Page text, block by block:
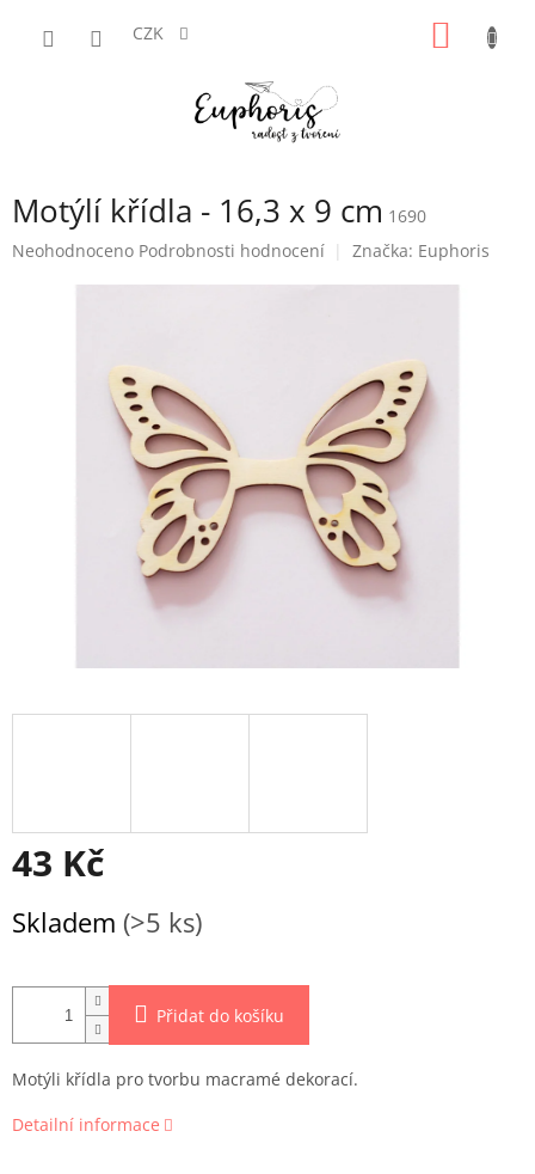
CZK
Motýlí křídla - 16,3 x 9 cm 1690
Průměrné
Neohodnoceno Podrobnosti hodnocení Značka: Euphoris
43 Kč
cena:
Skladem (>5 ks)
Přidat do košíku
Motýli křídla pro tvorbu macramé dekorací.
Detailní informace